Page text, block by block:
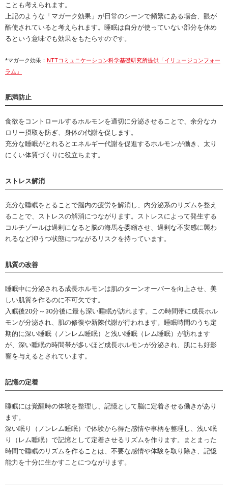
ことも考えられます。
上記のような「マガーク効果」が日常のシーンで頻繁にある場合、眼が
酷使されていると考えられます。睡眠は自分が使っていない部分を休め
るという意味でも効果をもたらすのです。
*マガーク効果： NTTコミュニケーション科学基礎研究所提供「イリュージョンフォー
ラム」
肥満防止
食欲をコントロールするホルモンを適切に分泌させることで、余分なカ
ロリー摂取を防ぎ、身体の代謝を促します。
充分な睡眠がとれるとエネルギー代謝を促進するホルモンが働き、太り
にくい体質づくりに役立ちます。
ストレス解消
充分な睡眠をとることで脳内の疲労を解消し、内分泌系のリズムを整え
ることで、ストレスの解消につながります。ストレスによって発生する
コルチゾールは過剰になると脳の海馬を委縮させ、過剰な不安感に襲わ
れるなど抑うつ状態につながるリスクを持っています。
肌質の改善
睡眠中に分泌される成長ホルモンは肌のターンオーバーを向上させ、美
しい肌質を作るのに不可欠です。
入眠後20分～30分後に最も深い睡眠が訪れます。この時間帯に成長ホル
モンが分泌され、肌の修復や新陳代謝が行われます。睡眠時間のうち定
期的に深い睡眠（ノンレム睡眠）と浅い睡眠（レム睡眠）が訪れます
が、深い睡眠の時間帯が多いほど成長ホルモンが分泌され、肌にも好影
響を与えるとされています。
記憶の定着
睡眠には覚醒時の体験を整理し、記憶として脳に定着させる働きがあり
ます。
深い眠り（ノンレム睡眠）で体験から得た感情や事柄を整理し、浅い眠
り（レム睡眠）で記憶として定着させるリズムを作ります。まとまった
時間で睡眠のリズムを作ることは、不要な感情や体験を取り除き、記憶
能力を十分に生かすことにつながります。